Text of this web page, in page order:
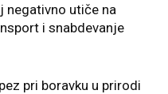
negativno utiče na
i snabdevanje
pri boravku u prirodi